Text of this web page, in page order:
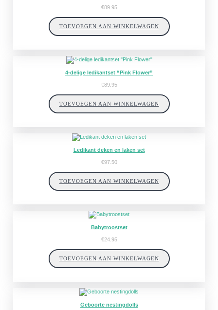
€89.95
TOEVOEGEN AAN WINKELWAGEN
4-delige ledikantset “Pink Flower”
€89.95
TOEVOEGEN AAN WINKELWAGEN
Ledikant deken en laken set
€97.50
TOEVOEGEN AAN WINKELWAGEN
Babytroostset
€24.95
TOEVOEGEN AAN WINKELWAGEN
Geboorte nestingdolls